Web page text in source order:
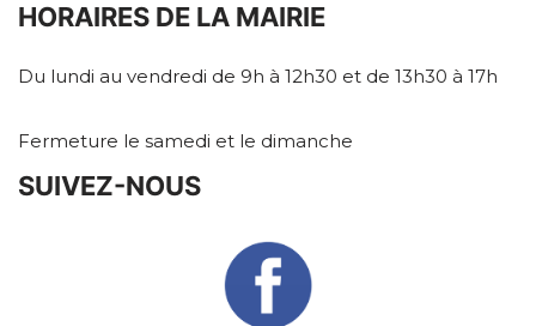
HORAIRES DE LA MAIRIE
Du lundi au vendredi de 9h à 12h30 et de 13h30 à 17h
Fermeture le samedi et le dimanche
SUIVEZ-NOUS